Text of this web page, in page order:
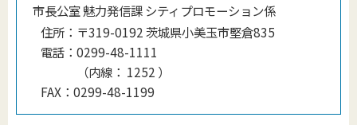
市長公室 魅力発信課 シティプロモーション係
住所： 〒319-0192 茨城県小美玉市堅倉835
電話： 0299-48-1111
（内線 ： 1252 ）
FAX： 0299-48-1199